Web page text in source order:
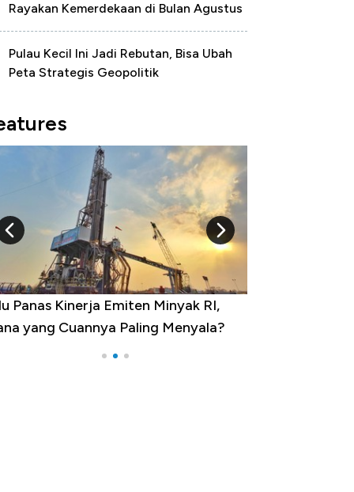
Rayakan Kemerdekaan di Bulan Agustus
Pulau Kecil Ini Jadi Rebutan, Bisa Ubah
Peta Strategis Geopolitik
Panas Kinerja Emiten Minyak RI,
yang Cuannya Paling Menyala?